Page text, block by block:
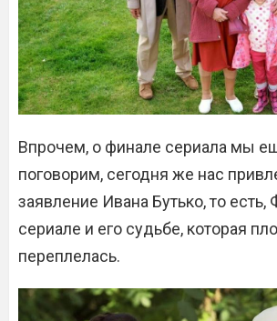
Впрочем, о финале сериала мы
поговорим, сегодня же нас
заявление Ивана Бутько, то есть,
сериале и его судьбе, которая
переплелась.